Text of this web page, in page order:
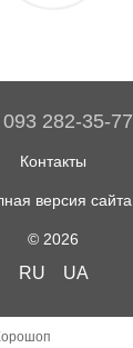
282-35-77
Контакты
версия сайта
© 2026
RU UA